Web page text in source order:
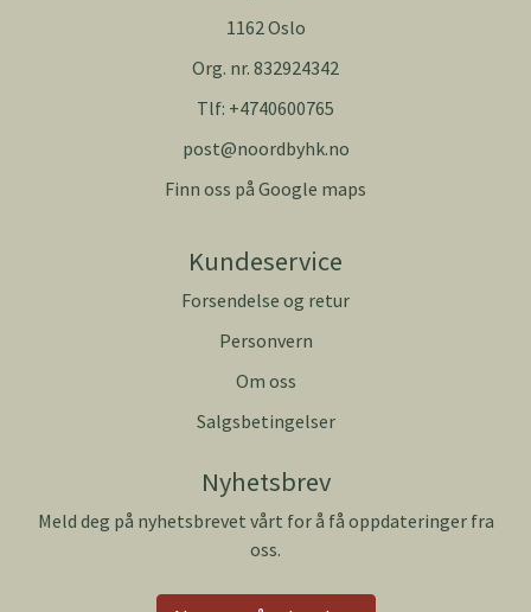
1162 Oslo
Org. nr. 832924342
Tlf: +4740600765
post@noordbyhk.no
Finn oss på Google maps
Kundeservice
Forsendelse og retur
Personvern
Om oss
Salgsbetingelser
Nyhetsbrev
Meld deg på nyhetsbrevet vårt for å få oppdateringer fra
oss.